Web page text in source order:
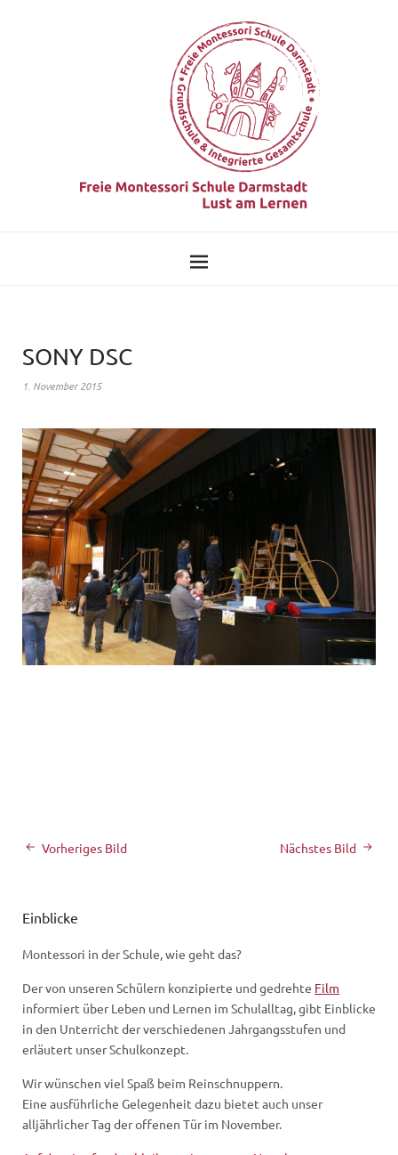
SONY DSC
1. November 2015
Nächstes Bild
Vorheriges Bild
Einblicke
Montessori in der Schule, wie geht das?
Der von unseren Schülern konzipierte und gedrehte Film
informiert über Leben und Lernen im Schulalltag, gibt Einblicke
in den Unterricht der verschiedenen Jahrgangsstufen und
erläutert unser Schulkonzept.
Wir wünschen viel Spaß beim Reinschnuppern.
Eine ausführliche Gelegenheit dazu bietet auch unser
alljährlicher Tag der offenen Tür im November.